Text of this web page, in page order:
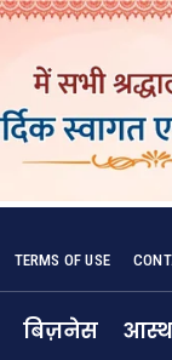
TERMS OF USE
बिज़नेस